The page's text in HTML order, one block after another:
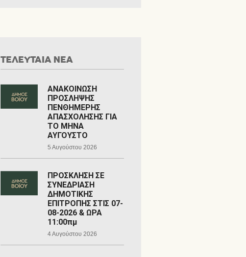
ΤΕΛΕΥΤΑΙΑ ΝΕΑ
ΑΝΑΚΟΙΝΩΣΗ
ΠΡΟΣΛΗΨΗΣ
ΠΕΝΘΗΜΕΡΗΣ
ΑΠΑΣΧΟΛΗΣΗΣ ΓΙΑ
ΤΟ ΜΗΝΑ
ΑΥΓΟΥΣΤΟ
5 Αυγούστου 2026
ΠΡΟΣΚΛΗΣΗ ΣΕ
ΣΥΝΕΔΡΙΑΣΗ
ΔΗΜΟΤΙΚΗΣ
ΕΠΙΤΡΟΠΗΣ ΣΤΙΣ 07-
08-2026 & ΩΡΑ
11:00πμ
4 Αυγούστου 2026